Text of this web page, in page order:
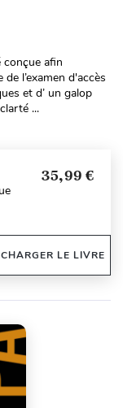
afin
l’examen d'accès
et d’ un galop
...
35,99 €
LE LIVRE